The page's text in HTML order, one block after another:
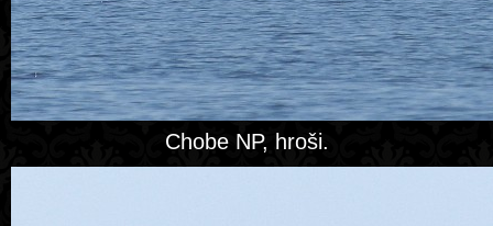
Chobe NP, hroši.